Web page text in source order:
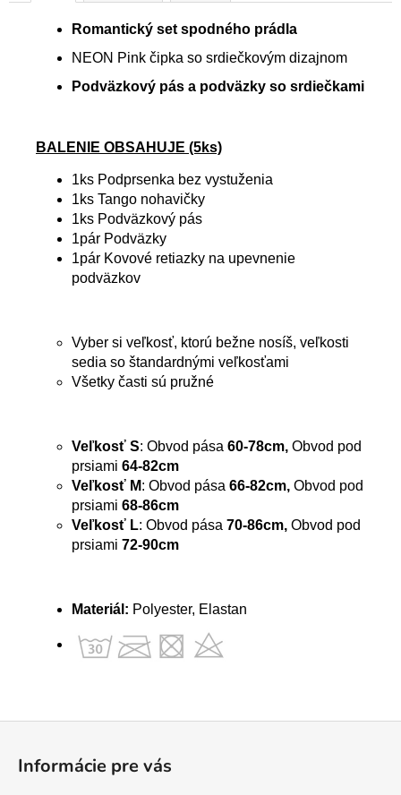
Romantický set spodného prádla
NEON Pink čipka so srdiečkovým dizajnom
Podväzkový pás a podväzky so srdiečkami
BALENIE OBSAHUJE (5ks)
1ks Podprsenka bez vystuženia
1ks Tango nohavičky
1ks Podväzkový pás
1pár Podväzky
1pár Kovové retiazky na upevnenie
podväzkov
Vyber si veľkosť, ktorú bežne nosíš, veľkosti
sedia so štandardnými veľkosťami
Všetky časti sú pružné
Veľkosť S: Obvod pása 60-78cm, Obvod pod
prsiami 64-82cm
Veľkosť M: Obvod pása 66-82cm, Obvod pod
prsiami 68-86cm
Veľkosť L: Obvod pása 70-86cm, Obvod pod
prsiami 72-90cm
Materiál: Polyester, Elastan
Informácie pre vás